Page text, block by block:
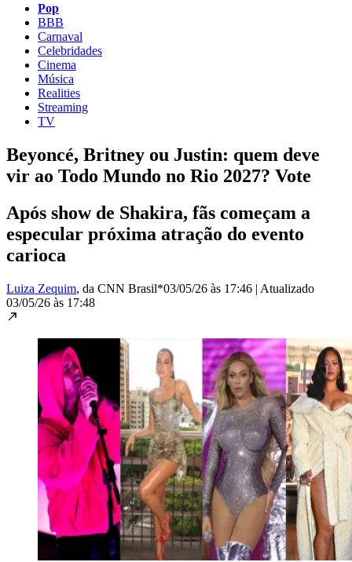
Pop
BBB
Carnaval
Celebridades
Cinema
Música
Realities
Streaming
TV
Beyoncé, Britney ou Justin: quem deve
vir ao Todo Mundo no Rio 2027? Vote
Após show de Shakira, fãs começam a
especular próxima atração do evento
carioca
Luiza Zequim, da CNN Brasil*03/05/26 às 17:46 | Atualizado
03/05/26 às 17:48